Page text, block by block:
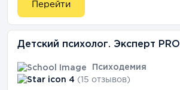
Перейти
Детский психолог. Эксперт PRO
Психодемия
4 (15 отзывов)